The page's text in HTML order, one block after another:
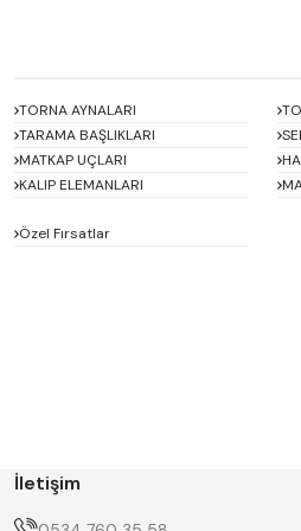
TORNA AYNALARI
TARAMA BAŞLIKLARI
MATKAP UÇLARI
KALIP ELEMANLARI
Özel Fırsatlar
GWG
Hügel
KlingenCraft
İletişim